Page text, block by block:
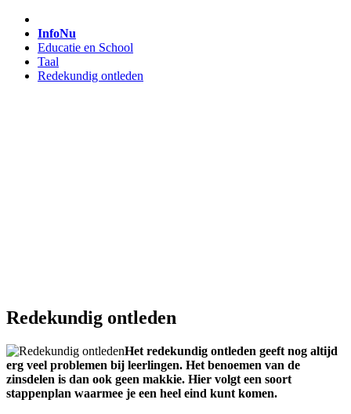
InfoNu
Educatie en School
Taal
Redekundig ontleden
Redekundig ontleden
Het redekundig ontleden geeft nog altijd
erg veel problemen bij leerlingen. Het benoemen van de
zinsdelen is dan ook geen makkie. Hier volgt een soort
stappenplan waarmee je een heel eind kunt komen.